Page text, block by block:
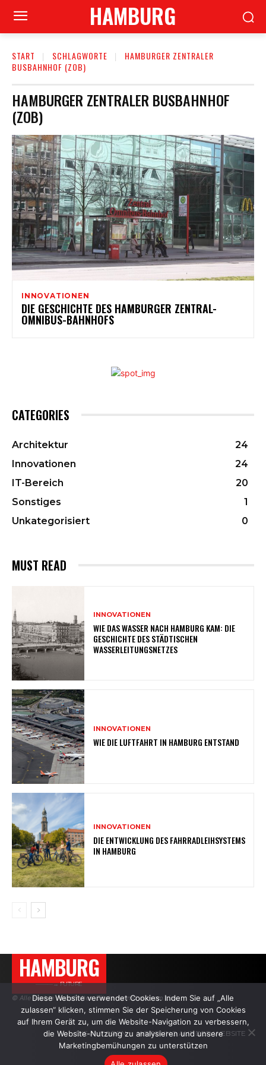
HAMBURG
START SCHLAGWORTE
HAMBURGER ZENTRALER
BUSBAHNHOF (ZOB)
HAMBURGER ZENTRALER BUSBAHNHOF
(ZOB)
INNOVATIONEN
DIE GESCHICHTE DES HAMBURGER ZENTRAL-
OMNIBUS-BAHNHOFS
CATEGORIES
Architektur
24
Innovationen
24
IT-Bereich
20
Sonstiges
1
Unkategorisiert
0
MUST READ
INNOVATIONEN
WIE DAS WASSER NACH HAMBURG KAM: DIE
GESCHICHTE DES STÄDTISCHEN
WASSERLEITUNGSNETZES
INNOVATIONEN
WIE DIE LUFTFAHRT IN HAMBURG ENTSTAND
INNOVATIONEN
DIE ENTWICKLUNG DES FAHRRADLEIHSYSTEMS
IN HAMBURG
HAMBURG
———→ FUTURE
© Alle Rechte vorbehalten. Zitate nur mit aktivem Link.
DIE AUTOREN WERBUNG AUF DER WEBSITE
Diese Website verwendet Cookies. Indem Sie auf „Alle
zulassen“ klicken, stimmen Sie der Speicherung von Cookies
auf Ihrem Gerät zu, um die Website-Navigation zu verbessern,
die Website-Nutzung zu analysieren und unsere
Marketingbemühungen zu unterstützen